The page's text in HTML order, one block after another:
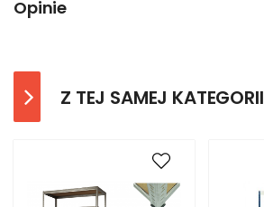
Opinie
Z TEJ SAMEJ KATEGORII